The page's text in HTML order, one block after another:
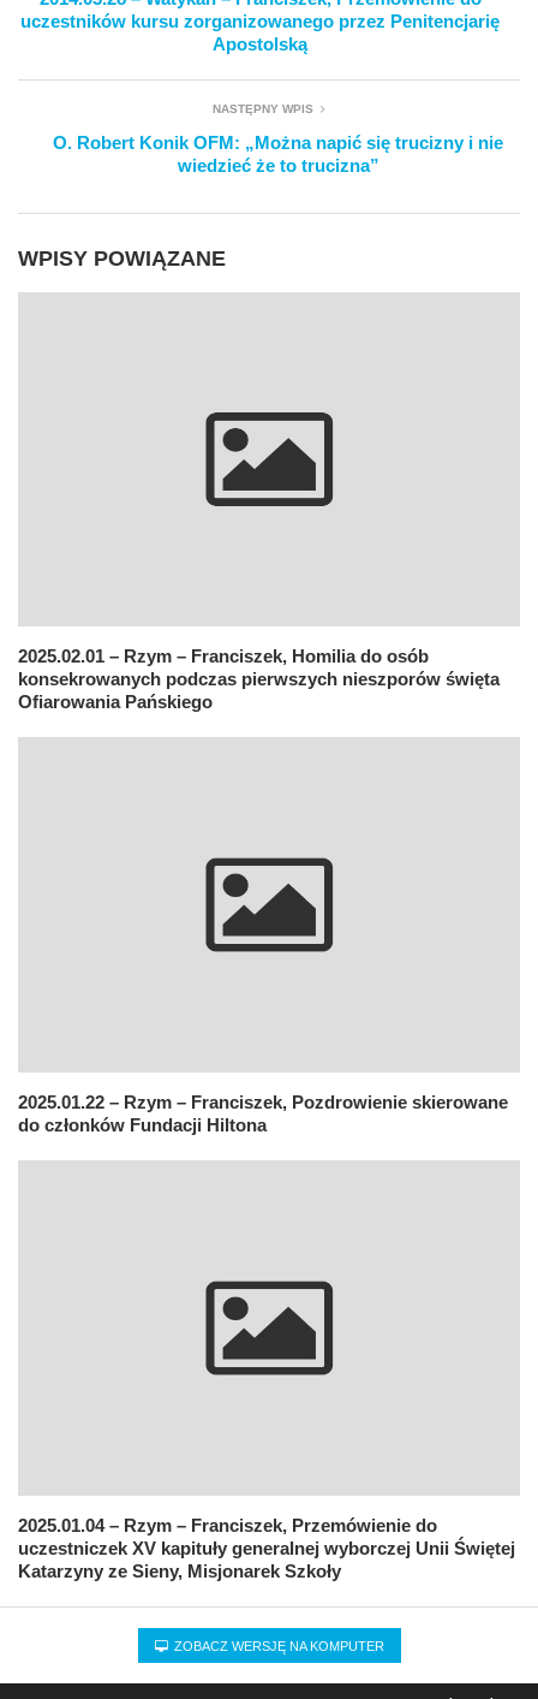
uczestników kursu zorganizowanego przez Penitencjarię
Apostolską
NASTĘPNY WPIS
O. Robert Konik OFM: „Można napić się trucizny i nie
wiedzieć że to trucizna”
WPISY POWIĄZANE
2025.02.01 – Rzym – Franciszek, Homilia do osób
konsekrowanych podczas pierwszych nieszporów święta
Ofiarowania Pańskiego
2025.01.22 – Rzym – Franciszek, Pozdrowienie skierowane
do członków Fundacji Hiltona
2025.01.04 – Rzym – Franciszek, Przemówienie do
uczestniczek XV kapituły generalnej wyborczej Unii Świętej
Katarzyny ze Sieny, Misjonarek Szkoły
ZOBACZ WERSJĘ NA KOMPUTER